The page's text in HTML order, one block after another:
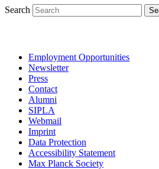
Search
Employment Opportunities
Newsletter
Press
Contact
Alumni
SIPLA
Webmail
Imprint
Data Protection
Accessibility Statement
Max Planck Society